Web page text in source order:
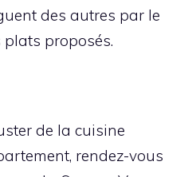
des autres par le
plats proposés.
de la cuisine
rendez-vous